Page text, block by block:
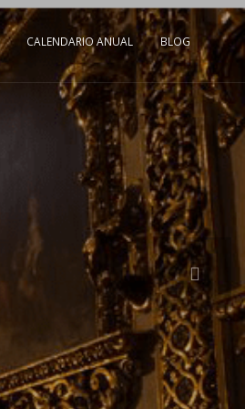
CALENDARIO ANUAL BLOG